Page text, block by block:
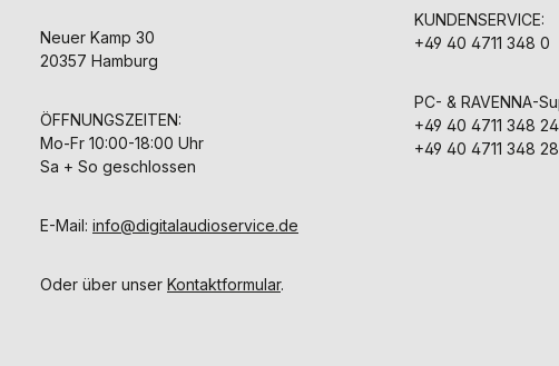
Neuer Kamp 30
20357 Hamburg
ÖFFNUNGSZEITEN:
Mo-Fr 10:00-18:00 Uhr
Sa + So geschlossen
E-Mail: info@digitalaudioservice.de
Oder über unser Kontaktformular.
KUNDENSERVICE:
+49 40 4711 348 0
PC- & RAVENNA-
+49 40 4711 348 24
+49 40 4711 348 28